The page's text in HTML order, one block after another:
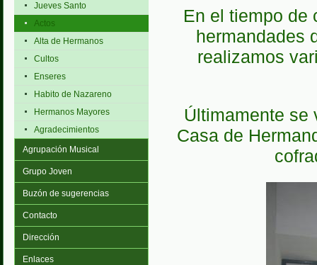
Jueves Santo
Actos
Alta de Hermanos
Cultos
Enseres
Habito de Nazareno
Hermanos Mayores
Agradecimientos
Agrupación Musical
Grupo Joven
Buzón de sugerencias
Contacto
Dirección
Enlaces
En el tiempo de
hermandades
realizamos
Últimamente se
Casa de